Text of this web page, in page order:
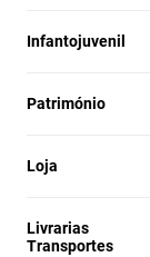
Infantojuvenil
Património
Loja
Livrarias
Transportes